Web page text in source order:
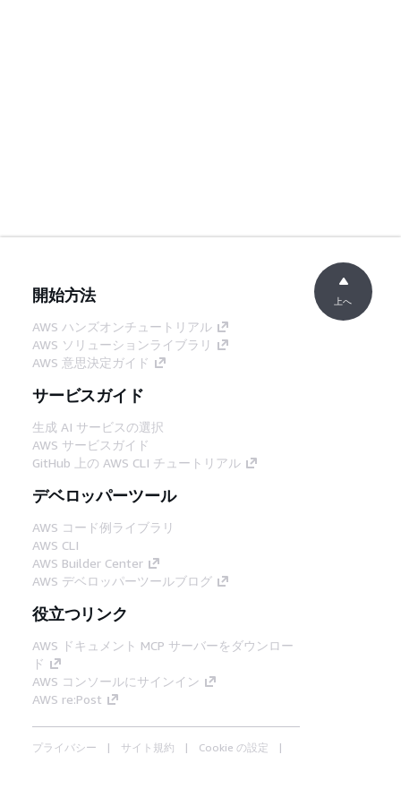
開始方法
AWS ハンズオンチュートリアル
AWS ソリューションライブラリ
AWS 意思決定ガイド
サービスガイド
生成 AI サービスの選択
AWS サービスガイド
GitHub 上の AWS CLI チュートリアル
デベロッパーツール
AWS コード例ライブラリ
AWS CLI
AWS Builder Center
AWS デベロッパーツールブログ
役立つリンク
AWS ドキュメント MCP サーバーをダウンロー
ド
AWS コンソールにサインイン
AWS re:Post
プライバシー サイト規約
Cookie の設定
上へ